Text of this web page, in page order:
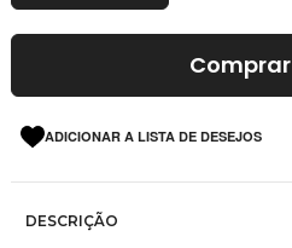
Comprar
ADICIONAR A LISTA DE DESEJOS
DESCRIÇÃO